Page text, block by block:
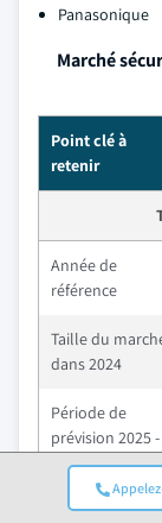
Panasonique
Marché
Point clé à
retenir
Année de
référence
Taille du
dans 2024
Période de
prévision 2025 -
2034 CAGR
Taille du